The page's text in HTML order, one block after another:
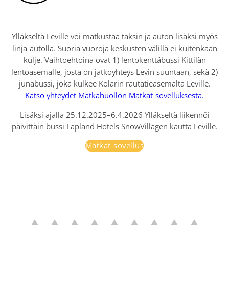
Ylläkseltä Leville voi matkustaa taksin ja auton lisäksi myös
linja-autolla. Suoria vuoroja keskusten välillä ei kuitenkaan
kulje. Vaihtoehtoina ovat 1) lentokenttäbussi Kittilän
lentoasemalle, josta on jatkoyhteys Levin suuntaan, sekä 2)
junabussi, joka kulkee Kolarin rautatieasemalta Leville.
Katso yhteydet Matkahuollon Matkat-sovelluksesta.
Lisäksi ajalla 25.12.2025–6.4.2026 Ylläkseltä liikennöi
päivittäin bussi Lapland Hotels SnowVillagen kautta Leville.
Matkat-sovellus